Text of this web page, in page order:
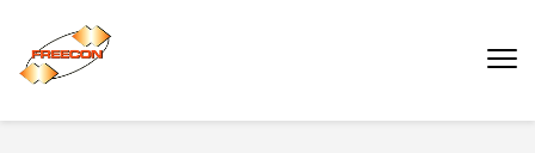
naar
inhoud
(druk